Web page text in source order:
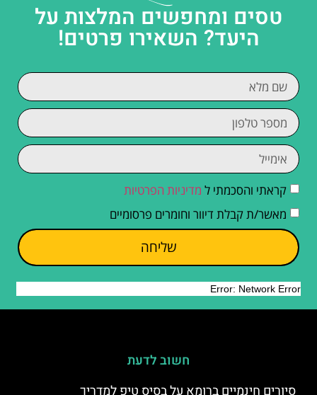
טסים ומחפשים המלצות על
היעד? השאירו פרטים!
קראתי והסכמתי ל מדיניות הפרטיות
מאשר/ת קבלת דיוור וחומרים פרסומיים
שליחה
חשוב לדעת
סיורים חינמיים ברומא על בסיס טיפ למדריך